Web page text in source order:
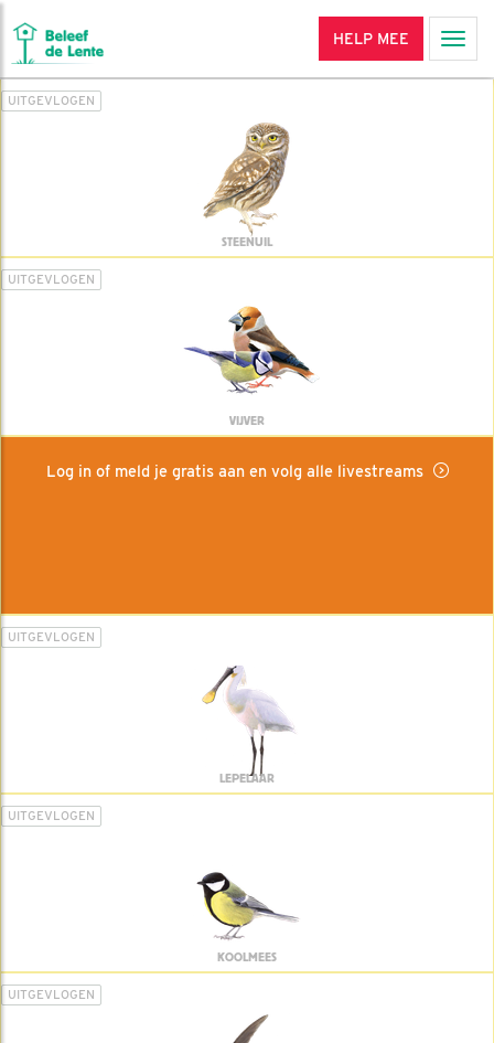
HELP MEE
UITGEVLOGEN
STEENUIL
UITGEVLOGEN
VIJVER
Log in of meld je gratis aan en volg alle livestreams
UITGEVLOGEN
LEPELAAR
UITGEVLOGEN
KOOLMEES
UITGEVLOGEN